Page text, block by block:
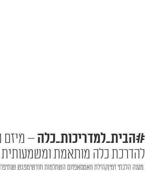
#הבית_למדריכות_כלה– מיזם
להדרכת כלה מותאמת ומשמעותית
מענה הלכתי זמיןקהילת וואטסאפזום השתלמות חודשימפגש שנתי